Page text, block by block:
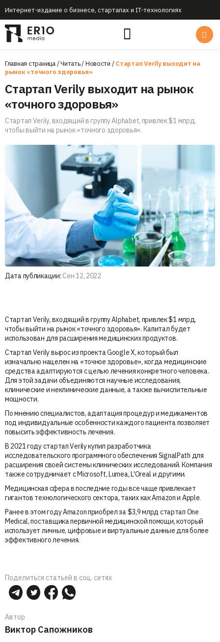
Интернет-издание о бизнесе, стартапах и IT-технологиях
Главная страница/Читать/Новости /Стартап Verily выходит на
рынок «точного здоровья»
Стартап Verily выходит на рынок
«точного здоровья»
Стартап Verily, входящий в группу Alphabet, привлек $1 млрд,
чтобы выйти на рынок «точного здоровья».
Дата публикации: Сен 12, 2022
Стартап Verily, входящий в группу Alphabet, привлек $1 млрд,
чтобы выйти на рынок «точного здоровья». Капитал будет
использован для расширения медицинских продуктов.
Стартап Verily вырос из проекта Google X, который был
изначально нацелен на «точное здоровье», когда медицинские
средства адаптируются с целью лечения конкретного человека.
Для этой задачи объединяются научные исследования,
клинические и неклинические данные, а также вычислительные
мощности.
По мнению специалистов, адаптация процедур и медикаментов
под индивидуальные особенности каждого пациента позволяет
повысить эффективность лечения.
В 2021 году стартап Verily купил разработчика
исследовательского программного обеспечения SignalPath для
расширения своей системы клинических исследований. Компания
также сотрудничает с Microsoft, Lumea, L'Oreal и другими.
Медицинская сфера в последние годы все чаще привлекает
гигантов технологического сектора, таких как Amazon и Apple.
Ранее в этом году Amazon приобрел за $3,9 млрд стартап One
Medical, поставщика первичной медицинской помощи, который
использует личные, цифровые и виртуальные данные для более
эффективного лечения.
Поделиться статьей в соц. сетях
Автор
Виктор Сапожников